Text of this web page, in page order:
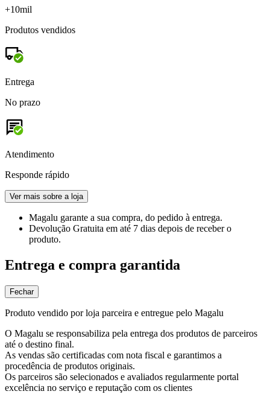
+10mil
Produtos vendidos
Entrega
No prazo
Atendimento
Responde rápido
Ver mais sobre a loja
Magalu garante a sua compra, do pedido à entrega.
Devolução Gratuita em até 7 dias depois de receber o
produto.
Entrega e compra garantida
Fechar
Produto vendido por loja parceira e entregue pelo Magalu
O Magalu se responsabiliza pela entrega dos produtos de parceiros
até o destino final.
As vendas são certificadas com nota fiscal e garantimos a
procedência de produtos originais.
Os parceiros são selecionados e avaliados regularmente portal
excelência no serviço e reputação com os clientes